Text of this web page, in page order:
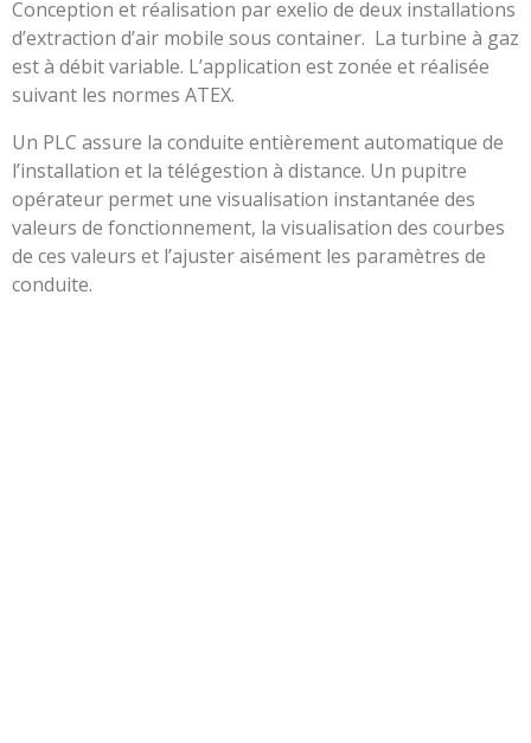
Conception et réalisation par exelio de deux installations
d’extraction d’air mobile sous container. La turbine à gaz
est à débit variable. L’application est zonée et réalisée
suivant les normes ATEX.
Un PLC assure la conduite entièrement automatique de
l’installation et la télégestion à distance. Un pupitre
opérateur permet une visualisation instantanée des
valeurs de fonctionnement, la visualisation des courbes
de ces valeurs et l’ajuster aisément les paramètres de
conduite.